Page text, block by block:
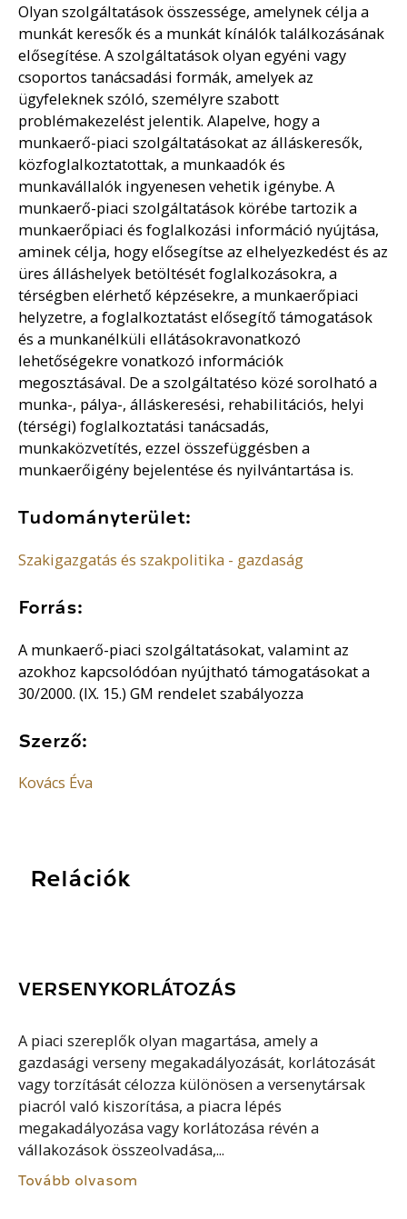
Olyan szolgáltatások összessége, amelynek célja a
munkát keresők és a munkát kínálók találkozásának
elősegítése. A szolgáltatások olyan egyéni vagy
csoportos tanácsadási formák, amelyek az
ügyfeleknek szóló, személyre szabott
problémakezelést jelentik. Alapelve, hogy a
munkaerő-piaci szolgáltatásokat az álláskeresők,
közfoglalkoztatottak, a munkaadók és
munkavállalók ingyenesen vehetik igénybe. A
munkaerő-piaci szolgáltatások körébe tartozik a
munkaerőpiaci és foglalkozási információ nyújtása,
aminek célja, hogy elősegítse az elhelyezkedést és az
üres álláshelyek betöltését foglalkozásokra, a
térségben elérhető képzésekre, a munkaerőpiaci
helyzetre, a foglalkoztatást elősegítő támogatások
és a munkanélküli ellátásokravonatkozó
lehetőségekre vonatkozó információk
megosztásával. De a szolgáltatéso közé sorolható a
munka-, pálya-, álláskeresési, rehabilitációs, helyi
(térségi) foglalkoztatási tanácsadás,
munkaközvetítés, ezzel összefüggésben a
munkaerőigény bejelentése és nyilvántartása is.
Tudományterület:
Szakigazgatás és szakpolitika - gazdaság
Forrás:
A munkaerő-piaci szolgáltatásokat, valamint az
azokhoz kapcsolódóan nyújtható támogatásokat a
30/2000. (IX. 15.) GM rendelet szabályozza
Szerző:
Kovács Éva
Relációk
VERSENYKORLÁTOZÁS
A piaci szereplők olyan magartása, amely a
gazdasági verseny megakadályozását, korlátozását
vagy torzítását célozza különösen a versenytársak
piacról való kiszorítása, a piacra lépés
megakadályozása vagy korlátozása révén a
vállakozások összeolvadása,...
Tovább olvasom